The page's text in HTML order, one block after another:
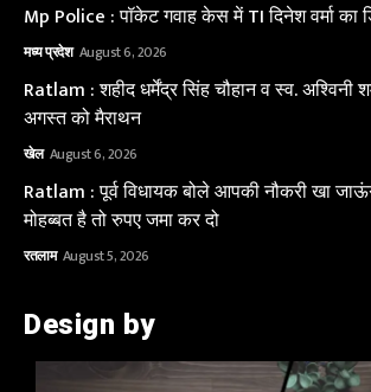
Mp Police : पॉकेट गवाह केस में TI दिनेश वर्मा का
मध्य प्रदेश August 6, 2026
Ratlam : शहीद धर्मेंद्र सिंह चौहान व स्व. अश्विनी
अगस्त को मैराथन
खेल August 6, 2026
Ratlam : पूर्व विधायक बोले आपकी नौकरी खा
मोहब्बत है तो रुपए जमा कर दो
रतलाम August 5, 2026
Design by